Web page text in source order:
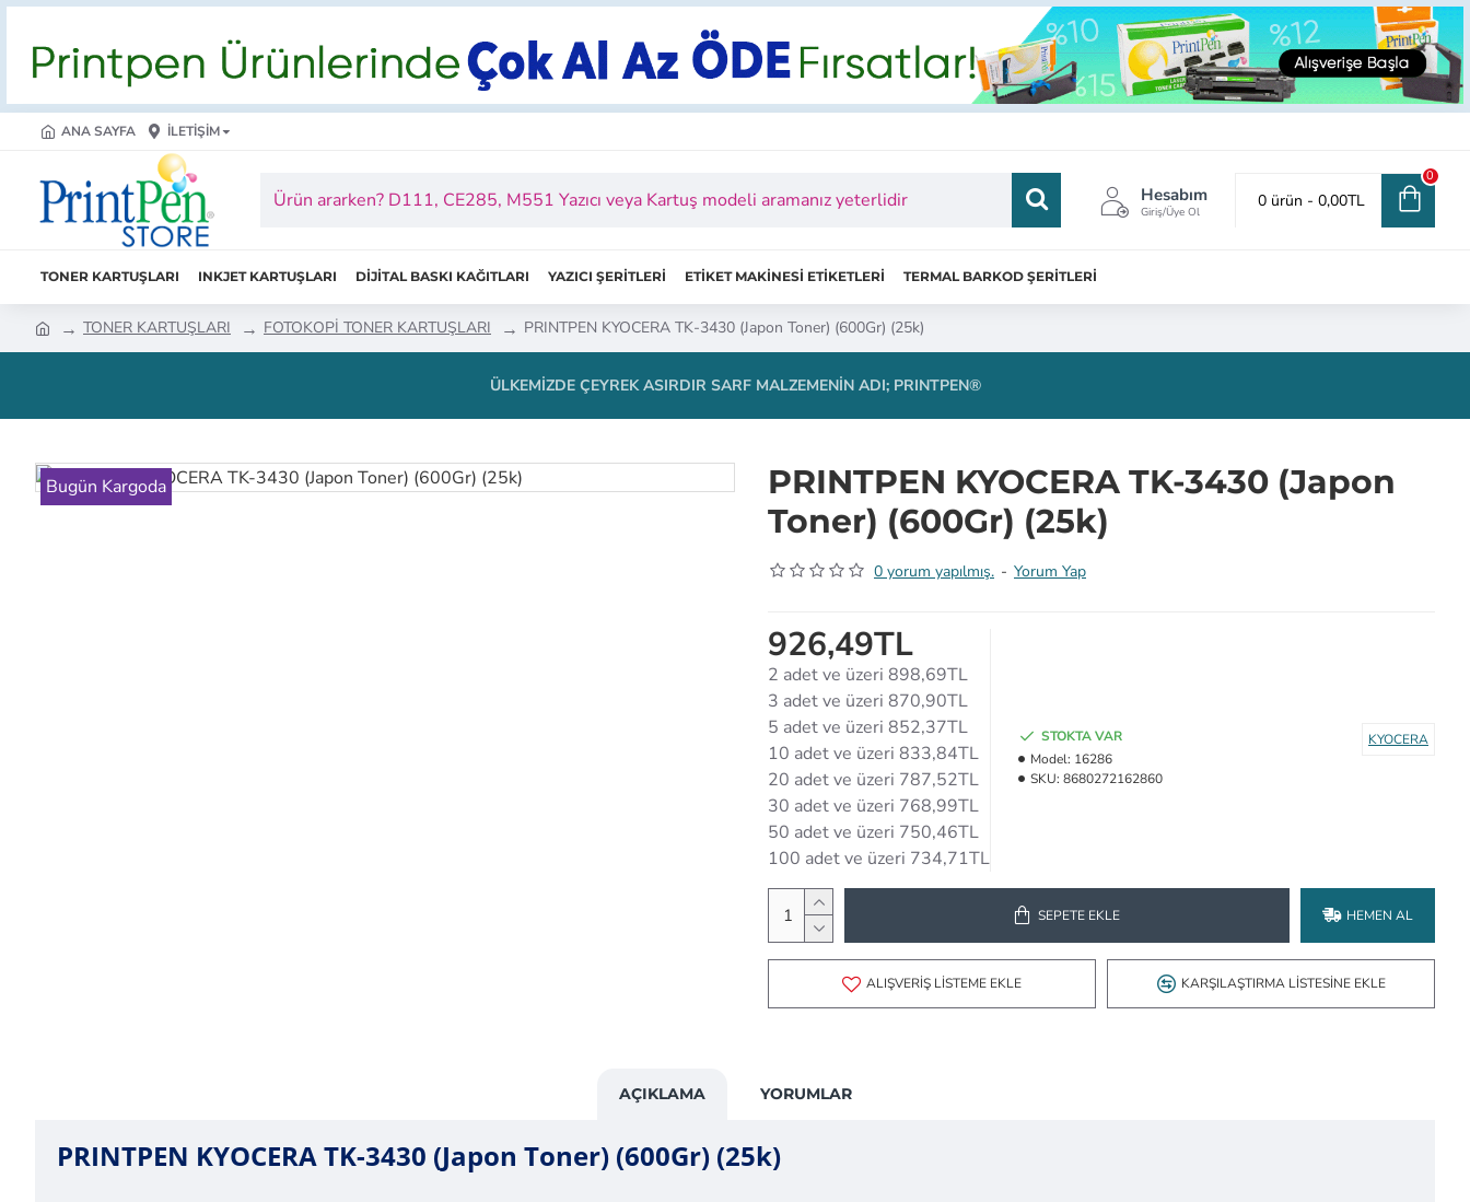
ANA SAYFA İLETIŞIM
Hesabım
Giriş/Üye Ol
0 ürün - 0,00TL
0
TONER KARTUŞLARI INKJET KARTUŞLARI DİJİTAL BASKI KAĞITLARI YAZICI ŞERİTLERİ ETİKET MAKİNESİ ETİKETLERİ TERMAL BARKOD ŞERİTLERİ
TONER KARTUŞLARI FOTOKOPİ TONER KARTUŞLARI PRINTPEN KYOCERA TK-3430 (Japon Toner) (600Gr) (25k)
ÜLKEMIZDE ÇEYREK ASIRDIR SARF MALZEMENIN ADI; PRINTPEN®
Bugün Kargoda
PRINTPEN KYOCERA TK-3430 (Japon
Toner) (600Gr) (25k)
0 yorum yapılmış. - Yorum Yap
926,49TL
2 adet ve üzeri 898,69TL
3 adet ve üzeri 870,90TL
5 adet ve üzeri 852,37TL
10 adet ve üzeri 833,84TL
20 adet ve üzeri 787,52TL
30 adet ve üzeri 768,99TL
50 adet ve üzeri 750,46TL
100 adet ve üzeri 734,71TL
STOKTA VAR
Model: 16286
SKU: 8680272162860
KYOCERA
SEPETE EKLE HEMEN AL
ALIŞVERIŞ LISTEME EKLE KARŞILAŞTIRMA LISTESINE EKLE
AÇIKLAMA YORUMLAR
PRINTPEN KYOCERA TK-3430 (Japon Toner) (600Gr) (25k)